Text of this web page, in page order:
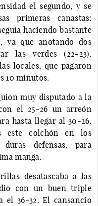
el segundo, y se
primeras canastas:
haciendo bastante
ya que anotando dos
las verdes (22-23).
locales, que pagaron
10 minutos.
muy disputado a la
el 25-26 un arreón
hasta llegar al 30-26.
este colchón en los
defensas, para
manga.
desatascaba a las
con un buen triple
el 36-32. El cansancio